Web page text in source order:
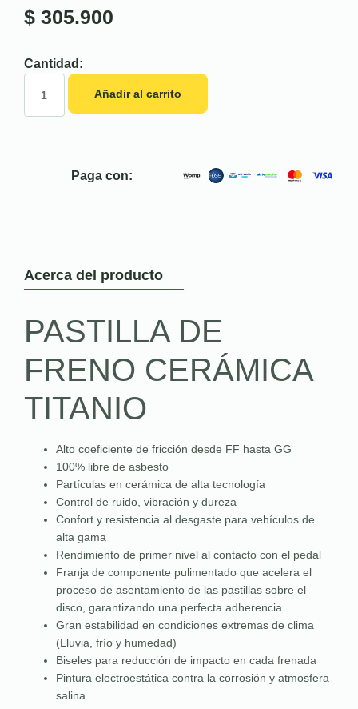
$ 305.900
Cantidad:
Añadir al carrito
Paga con:
Acerca del producto
PASTILLA DE
FRENO CERÁMICA
TITANIO
Alto coeficiente de fricción desde FF hasta GG
100% libre de asbesto
Partículas en cerámica de alta tecnología
Control de ruido, vibración y dureza
Confort y resistencia al desgaste para vehículos de
alta gama
Rendimiento de primer nivel al contacto con el pedal
Franja de componente pulimentado que acelera el
proceso de asentamiento de las pastillas sobre el
disco, garantizando una perfecta adherencia
Gran estabilidad en condiciones extremas de clima
(Lluvia, frío y humedad)
Biseles para reducción de impacto en cada frenada
Pintura electroestática contra la corrosión y atmosfera
salina